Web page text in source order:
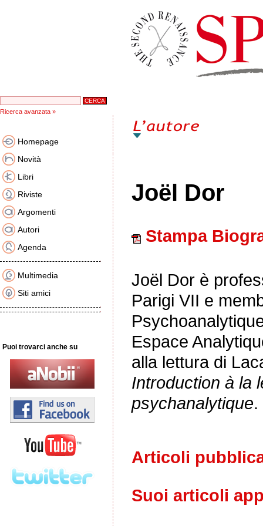
Ricerca avanzata »
Homepage
Novità
Libri
Riviste
Argomenti
Autori
Agenda
Multimedia
Siti amici
Puoi trovarci anche su
Joël Dor
Stampa
Joël Dor è
Parigi VII e
Espace
alla lettura di
Introduction à la
psychanalytique.
Articoli
Suoi articoli